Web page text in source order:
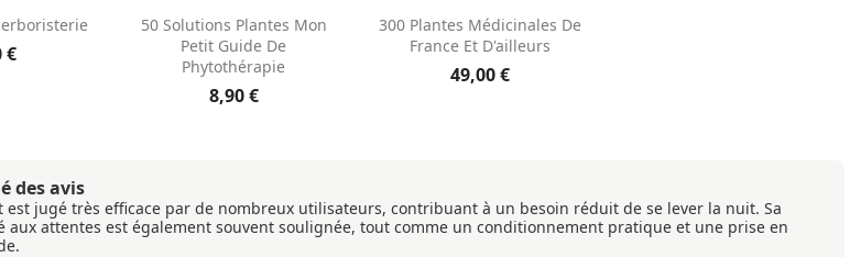
rapide
€
Aperçu rapide
50 Solutions Plantes Mon
Petit Guide De
Phytothérapie
8,90 €
Aperçu rapide
300 Plantes Médicinales De
France Et D'ailleurs
49,00 €
des avis
est jugé très efficace par de nombreux utilisateurs, contribuant à un besoin réduit de se lever la nuit. Sa
aux attentes est également souvent soulignée, tout comme un conditionnement pratique et une prise en